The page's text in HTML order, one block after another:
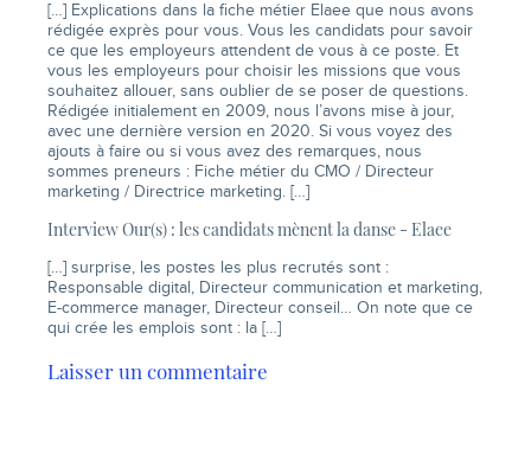
[…] Explications dans la fiche métier Elaee que nous avons
rédigée exprès pour vous. Vous les candidats pour savoir
ce que les employeurs attendent de vous à ce poste. Et
vous les employeurs pour choisir les missions que vous
souhaitez allouer, sans oublier de se poser de questions.
Rédigée initialement en 2009, nous l’avons mise à jour,
avec une dernière version en 2020. Si vous voyez des
ajouts à faire ou si vous avez des remarques, nous
sommes preneurs : Fiche métier du CMO / Directeur
marketing / Directrice marketing. […]
Interview Our(s) : les candidats mènent la danse - Elaee
[…] surprise, les postes les plus recrutés sont :
Responsable digital, Directeur communication et marketing,
E-commerce manager, Directeur conseil… On note que ce
qui crée les emplois sont : la […]
Laisser un commentaire